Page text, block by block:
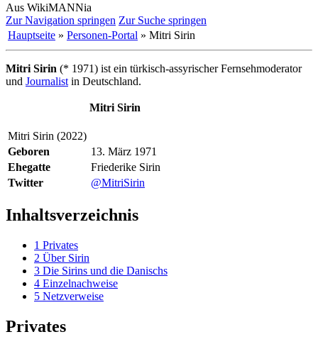
Aus WikiMANNia
Zur Navigation springen Zur Suche springen
Hauptseite » Personen-Portal » Mitri Sirin
Mitri Sirin (* 1971) ist ein türkisch-assyrischer Fernsehmoderator
und Journalist in Deutschland.
Mitri Sirin
Mitri Sirin (2022)
Geboren
13. März 1971
Ehegatte
Friederike Sirin
Twitter
@MitriSirin
Inhaltsverzeichnis
1 Privates
2 Über Sirin
3 Die Sirins und die Danischs
4 Einzelnachweise
5 Netzverweise
Privates